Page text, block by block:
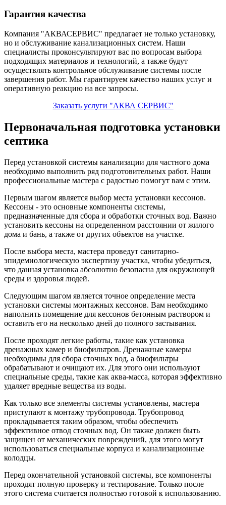
Гарантия качества
Компания "АКВАСЕРВИС" предлагает не только установку,
но и обслуживание канализационных систем. Наши
специалисты проконсультируют вас по вопросам выбора
подходящих материалов и технологий, а также будут
осуществлять контрольное обслуживание системы после
завершения работ. Мы гарантируем качество наших услуг и
оперативную реакцию на все запросы.
Заказать услуги "АКВА СЕРВИС"
Первоначальная подготовка установки
септика
Перед установкой системы канализации для частного дома
необходимо выполнить ряд подготовительных работ. Наши
профессиональные мастера с радостью помогут вам с этим.
Первым шагом является выбор места установки кессонов.
Кессоны - это основные компоненты системы,
предназначенные для сбора и обработки сточных вод. Важно
установить кессоны на определенном расстоянии от жилого
дома и бань, а также от других объектов на участке.
После выбора места, мастера проведут санитарно-
эпидемиологическую экспертизу участка, чтобы убедиться,
что данная установка абсолютно безопасна для окружающей
среды и здоровья людей.
Следующим шагом является точное определение места
установки системы монтажных кессонов. Вам необходимо
наполнить помещение для кессонов бетонным раствором и
оставить его на несколько дней до полного застывания.
После проходят легкие работы, такие как установка
дренажных камер и биофильтров. Дренажные камеры
необходимы для сбора сточных вод, а биофильтры
обрабатывают и очищают их. Для этого они используют
специальные среды, такие как аква-масса, которая эффективно
удаляет вредные вещества из воды.
Как только все элементы системы установлены, мастера
приступают к монтажу трубопровода. Трубопровод
прокладывается таким образом, чтобы обеспечить
эффективное отвод сточных вод. Он также должен быть
защищен от механических повреждений, для этого могут
использоваться специальные корпуса и канализационные
колодцы.
Перед окончательной установкой системы, все компоненты
проходят полную проверку и тестирование. Только после
этого система считается полностью готовой к использованию.